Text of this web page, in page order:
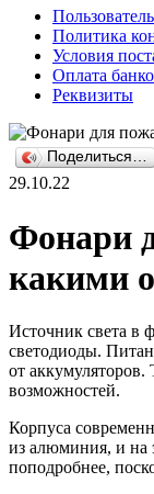
Политика
Условия
Оплата
Реквизиты
Поделиться…
29.10.22
Фонари
какими
Источник света в
светодиоды.
от аккумуляторов.
возможностей.
Корпуса
из алюминия, и на
поподробнее,